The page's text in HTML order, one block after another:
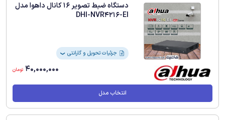
دستگاه ضبط تصویر 16 کانال داهوا مدل
DHI-NVR4216-EI
جزئیات تحویل و گارانتی ❯
40,000,000 تومان
انتخاب مدل